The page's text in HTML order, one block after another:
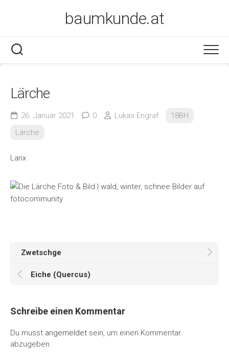
baumkunde.at
Lärche
26. Januar 2021 0 Lukas Engraf
18BH
Lärche
Larix
Zwetschge
Eiche (Quercus)
Schreibe einen Kommentar
Du musst angemeldet sein, um einen Kommentar
abzugeben.